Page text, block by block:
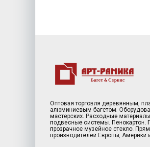
Оптовая торговля деревянным,
алюминиевым багетом.
мастерских. Расходные
подвесные системы. Пенокартон.
прозрачное музейное стекло.
производителей Европы, Америки